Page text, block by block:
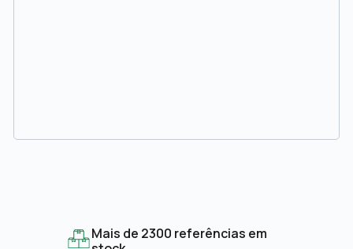
Mais de 2300 referências em